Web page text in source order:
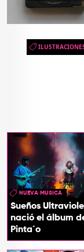
NUEVA MUSICA
Sueños
nació el álbum
Pinta´o